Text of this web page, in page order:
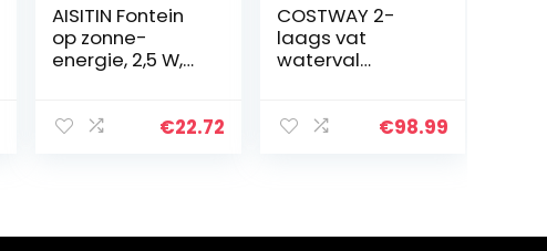
AISITIN Fontein
op zonne-
energie, 2,5 W,
outdoor,
€22.72
COSTWAY 2-
laags vat
waterval
fontein met
buiten…
€98.99